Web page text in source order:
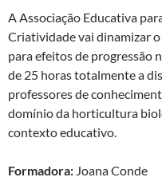
A Associação Educativa
Criatividade vai dinamizar
para efeitos de progressão
de 25 horas totalmente a
professores de
domínio da horticultura
contexto educativo.
Formadora: Joana Conde